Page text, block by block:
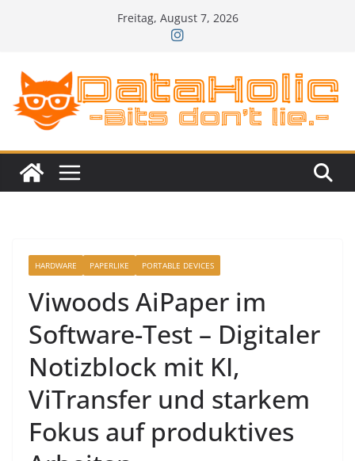
Freitag, August 7, 2026
HARDWARE PAPERLIKE PORTABLE DEVICES
Viwoods AiPaper im
Software-Test – Digitaler
Notizblock mit KI,
ViTransfer und starkem
Fokus auf produktives